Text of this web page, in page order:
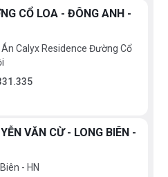
CỔ LOA - ĐÔNG ANH -
Calyx Residence Đường Cổ
VĂN CỪ - LONG BIÊN -
- HN